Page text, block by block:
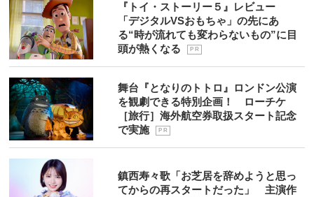
『トイ・ストーリー５』レビュー
「デジタルVSおもちゃ」の先にあ
る“時が流れても変わらないもの”に目
頭が熱くなる
P R
舞台『となりのトトロ』ロンドン公演
を観劇できる特別企画！ ローチケ
［旅行］海外航空券取扱スタート記念
で実施
P R
鎮西寿々歌「お芝居を辞めようと思っ
てからの再スタートだった」 主演作